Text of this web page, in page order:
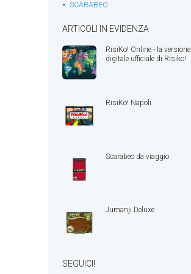
SCARABEO
ARTICOLI IN EVIDENZA
RisiKo! Online - la versione
digitale ufficiale di Risiko!
RisiKo! Napoli
Scarabeo da viaggio
Jumanji Deluxe
SEGUICI!